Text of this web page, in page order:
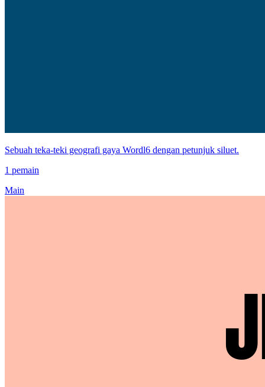
Sebuah teka-teki geografi gaya Wordl6 dengan petunjuk siluet.
1 pemain
Main